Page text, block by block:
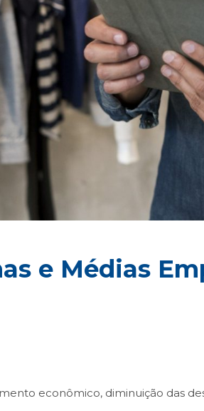
e Médias
econômico, diminuição das